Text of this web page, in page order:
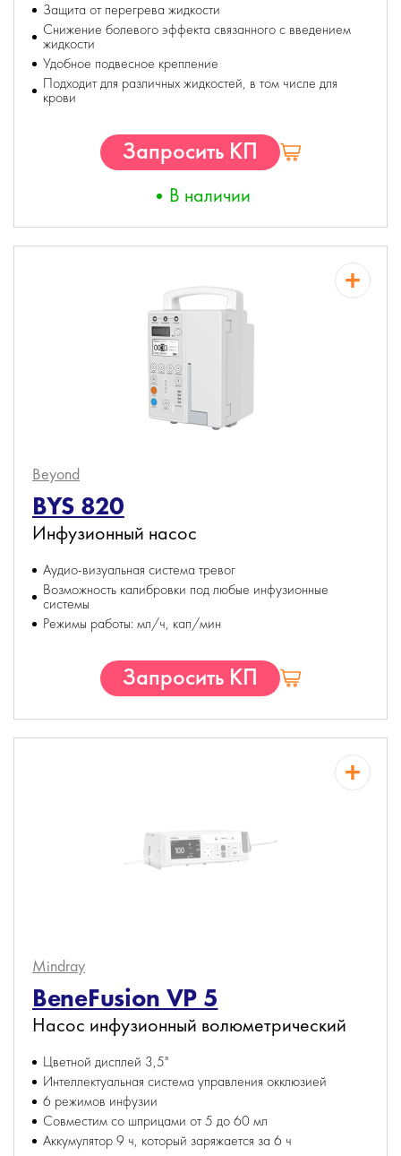
Защита от перегрева жидкости
Снижение болевого эффекта связанного с введением
жидкости
Удобное подвесное крепление
Подходит для различных жидкостей, в том числе для
крови
Запросить КП
В наличии
Beyond
BYS 820
Инфузионный насос
Аудио-визуальная система тревог
Возможность калибровки под любые инфузионные
системы
Режимы работы: мл/ч, кап/мин
Запросить КП
Mindray
BeneFusion VP 5
Насос инфузионный волюметрический
Цветной дисплей 3,5"
Интеллектуальная система управления окклюзией
6 режимов инфузии
Cовместим со шприцами от 5 до 60 мл
Аккумулятор 9 ч, который заряжается за 6 ч